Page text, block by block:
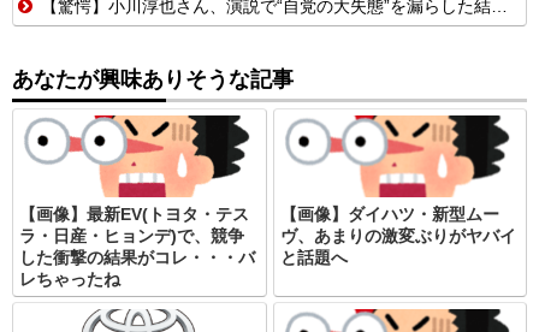
【驚愕】小川淳也さん、演説で“自党の大失態”を漏らした結果→党からブチギレられるwwwww
あなたが興味ありそうな記事
【画像】最新EV(トヨタ・テス
ラ・日産・ヒョンデ)で、競争
した衝撃の結果がコレ・・・バ
レちゃったね
【画像】ダイハツ・新型ムー
ヴ、あまりの激変ぶりがヤバイ
と話題へ